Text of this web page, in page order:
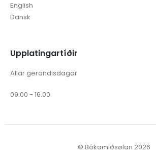
English
Dansk
Upplatingartíðir
Allar gerandisdagar
09.00 - 16.00
© Bókamiðsølan 2026